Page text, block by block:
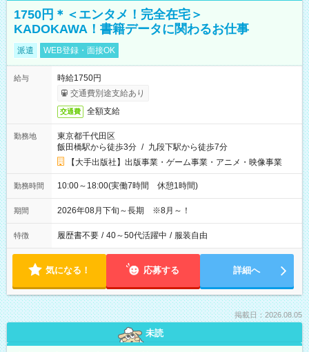
1750円＊＜エンタメ！完全在宅＞
KADOKAWA！書籍データに関わるお仕事
派遣 WEB登録・面接OK
給与
時給1750円
交通費別途支給あり
交通費 全額支給
勤務地
東京都千代田区
飯田橋駅から徒歩3分 / 九段下駅から徒歩7分
【大手出版社】出版事業・ゲーム事業・アニメ・映像事業
勤務時間 10:00～18:00(実働7時間 休憩1時間)
期間 2026年08月下旬～長期 ※8月～！
特徴 履歴書不要 / 40～50代活躍中 / 服装自由
気になる！ 応募する 詳細へ
掲載日：2026.08.05
未読